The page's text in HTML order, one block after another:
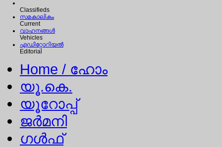
Classifieds
സമകാലികം
Current
വാഹനങ്ങള്‍
Vehicles
എഡിറ്റോറിയല്‍
Editorial
Home / ഹോം
യൂ.കെ.
യൂറോപ്പ്
ജര്‍മനി
ഗള്‍ഫ്